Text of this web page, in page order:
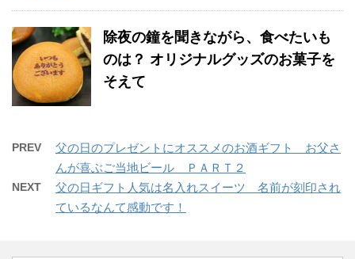
除夜の鐘を聞きながら、食べたいも
のは？ オリジナルグッズのお菓子を
そえて
PREV
父の日のプレゼントにオススメのお酒ギフト お父さ
んが喜ぶご当地ビール ＰＡＲＴ２
NEXT
父の日ギフト人気は名入れスイーツ 名前が刻印され
ているなんて感動です！